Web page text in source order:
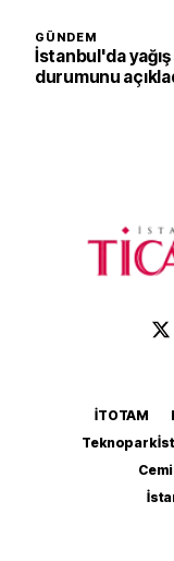
GÜNDEM
İstanbul'da
durumunu
İTOTAM
Teknopark